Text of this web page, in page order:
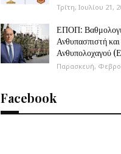
Τρίτη, Ιουλίου 21,
ΕΠΟΠ:
Ανθυπασπιστή
Ανθυπολοχαγού
Παρασκευή,
Facebook